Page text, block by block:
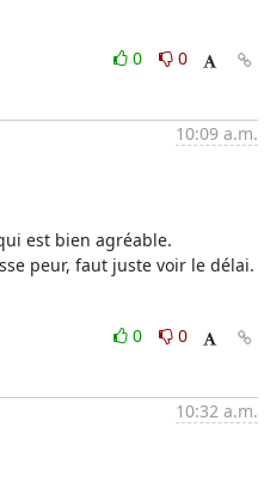
0
0
10:09 a.m.
est bien agréable.
peur, faut juste voir le délai.
0
0
10:32 a.m.